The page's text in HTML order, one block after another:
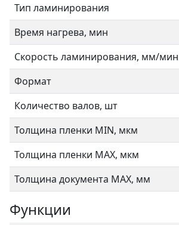
Тип ламинирования
Время нагрева, мин
Скорость ламинирования, мм/мин
Формат
Количество валов, шт
Толщина пленки MIN, мкм
Толщина пленки MAX, мкм
Толщина документа МАХ, мм
Функции